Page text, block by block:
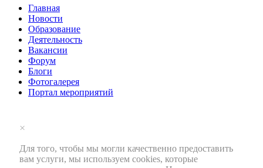
Главная
Новости
Образование
Деятельность
Вакансии
Форум
Блоги
Фотогалерея
Портал мероприятий
×
Для того, чтобы мы могли качественно предоставить
вам услуги, мы используем cookies, которые